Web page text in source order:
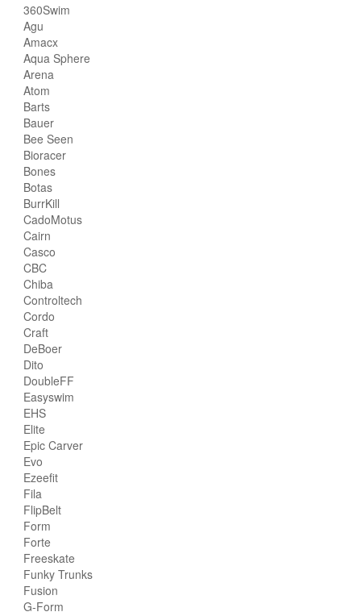
360Swim
Agu
Amacx
Aqua Sphere
Arena
Atom
Barts
Bauer
Bee Seen
Bioracer
Bones
Botas
BurrKill
CadoMotus
Cairn
Casco
CBC
Chiba
Controltech
Cordo
Craft
DeBoer
Dito
DoubleFF
Easyswim
EHS
Elite
Epic Carver
Evo
Ezeefit
Fila
FlipBelt
Form
Forte
Freeskate
Funky Trunks
Fusion
G-Form